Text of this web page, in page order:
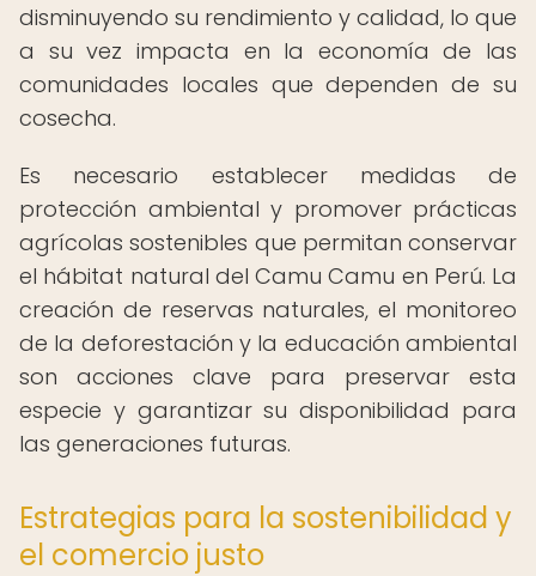
disminuyendo su rendimiento y calidad, lo que
a su vez impacta en la economía de las
comunidades locales que dependen de su
cosecha.
Es necesario establecer medidas de
protección ambiental y promover prácticas
agrícolas sostenibles que permitan conservar
el hábitat natural del Camu Camu en Perú. La
creación de reservas naturales, el monitoreo
de la deforestación y la educación ambiental
son acciones clave para preservar esta
especie y garantizar su disponibilidad para
las generaciones futuras.
Estrategias para la sostenibilidad y
el comercio justo